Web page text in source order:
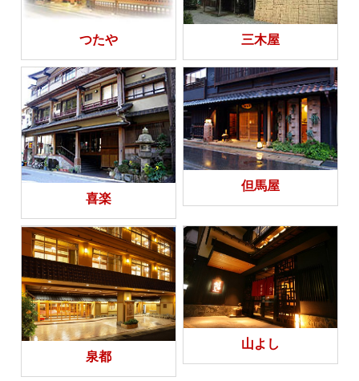
つたや 三木屋
喜楽
但馬屋
泉都
山よし